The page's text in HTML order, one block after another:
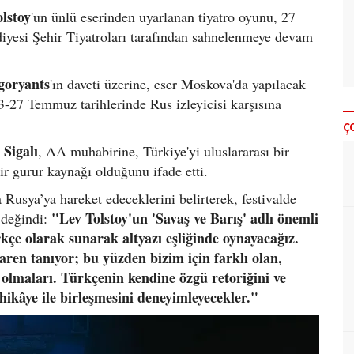
'un ünlü eserinden uyarlanan tiyatro oyunu, 27
Şehir Tiyatroları tarafından sahnelenmeye devam
'ın daveti üzerine, eser Moskova'da yapılacak
27 Temmuz tarihlerinde Rus izleyicisi karşısına
, AA muhabirine, Türkiye'yi uluslararası bir
kaynağı olduğunu ifade etti.
Rusya’ya hareket edeceklerini belirterek, festivalde
"Lev Tolstoy'un 'Savaş ve Barış' adlı önemli
olarak sunarak altyazı eşliğinde oynayacağız.
tanıyor; bu yüzden bizim için farklı olan,
Türkçenin kendine özgü retoriğini ve
ile birleşmesini deneyimleyecekler."